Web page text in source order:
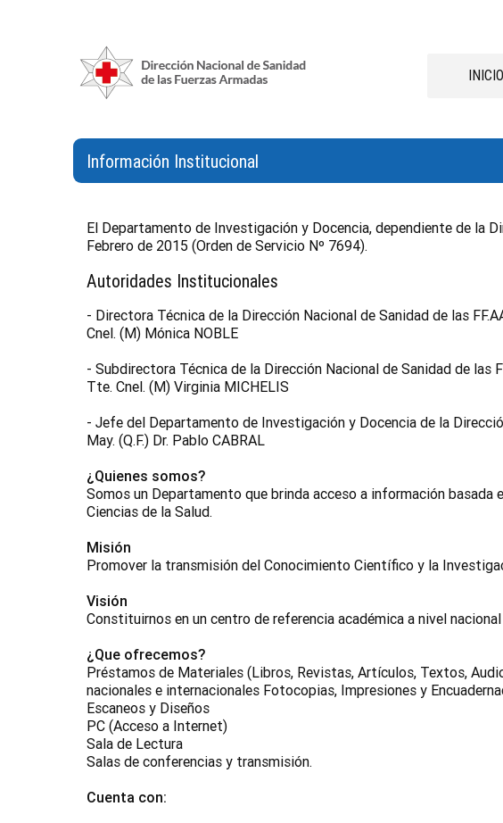
INICIO
Información Institucional
El Departamento de Investigación y Docencia, dependiente de la
Febrero de 2015 (Orden de Servicio Nº 7694).
Autoridades Institucionales
- Directora Técnica de la Dirección Nacional de Sanidad de las
Cnel. (M) Mónica NOBLE
- Subdirectora Técnica de la Dirección Nacional de Sanidad de las
Tte. Cnel. (M) Virginia MICHELIS
- Jefe del Departamento de Investigación y Docencia de la
May. (Q.F.) Dr. Pablo CABRAL
¿Quienes somos?
Somos un Departamento que brinda acceso a información
Ciencias de la Salud.
Misión
Promover la transmisión del Conocimiento Científico y la
Visión
Constituirnos en un centro de referencia académica a nivel
¿Que ofrecemos?
Préstamos de Materiales (Libros, Revistas, Artículos, Textos,
nacionales e internacionales Fotocopias, Impresiones y
Escaneos y Diseños
PC (Acceso a Internet)
Sala de Lectura
Salas de conferencias y transmisión.
Cuenta con: